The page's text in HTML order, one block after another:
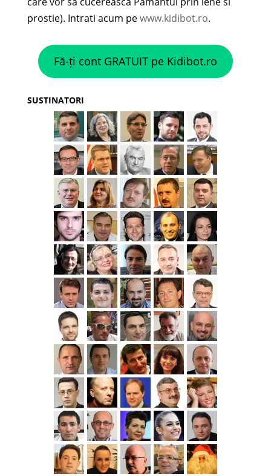
prostie). Intrati acum pewww.kidibot.ro.
Fă-ți cont GRATUIT pe Kidibot.ro
SUSTINATORI